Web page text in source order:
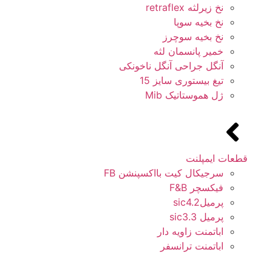
نخ زیرلثه retraflex
نخ بخیه سوپا
نخ بخیه سوچرز
خمیر پانسمان لثه
آنگل جراحی آنگل ناخونکی
تیغ بیستوری سایز 15
ژل هموستاتیک Mib
قطعات ایمپلنت
سرجیکال کیت بااکسپنشن FB
فیکسچر F&B
پرمیلsic4.2
پرمیل sic3.3
اباتمنت زاویه دار
اباتمنت ترانسفر